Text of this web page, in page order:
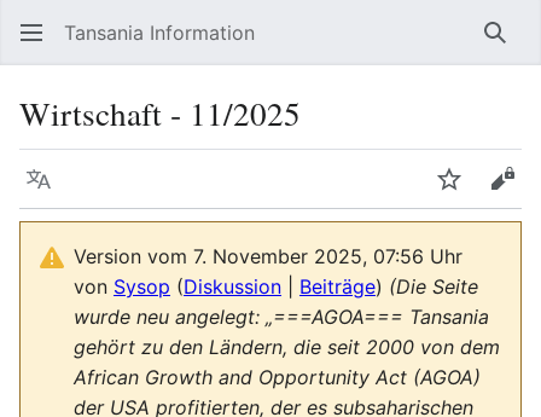
Tansania Information
Wirtschaft ‐ 11/2025
Sprache
Version vom 7. November 2025, 07:56 Uhr
von Sysop (Diskussion Beiträge) (Die Seite
wurde neu angelegt: „===AGOA=== Tansania
gehört zu den Ländern, die seit 2000 von dem
African Growth and Opportunity Act (AGOA)
der USA profitierten, der es subsaharischen